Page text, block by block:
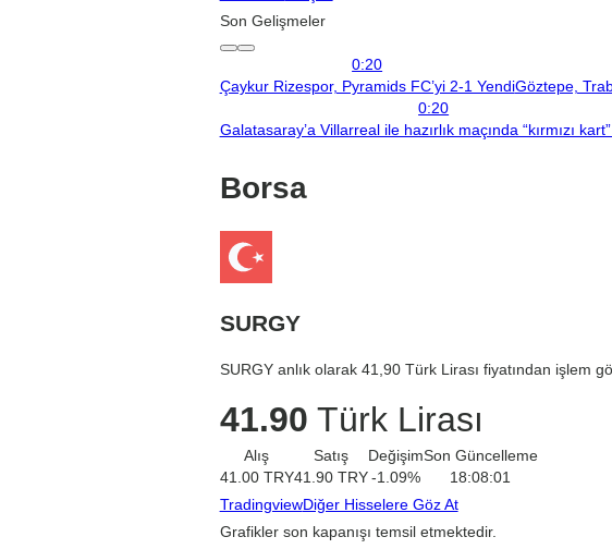
Son Gelişmeler
0:20
Çaykur Rizespor, Pyramids FC’yi 2-1 YendiGöztepe,
0:20
Galatasaray’a Villarreal ile hazırlık maçında “kırmızı
Borsa
SURGY
SURGY anlık olarak 41,90 Türk Lirası fiyatından işlem
41.90 Türk Lirası
Alış
41.00 TRY
Satış
41.90 TRY
Değişim
-1.09%
Son Güncelleme
18:08:01
TradingviewDiğer Hisselere Göz At
Grafikler son kapanışı temsil etmektedir.